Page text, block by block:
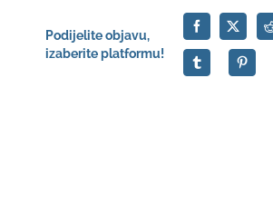
Podijelite objavu,
izaberite platformu!